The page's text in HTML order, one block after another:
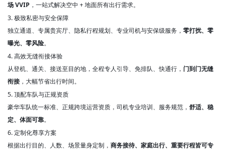
场 VVIP ，一站式解决空中 + 地面所有出行需求。
3. 极致私密与安全保障
独立通道、专属贵宾厅、隐私行程规划、专业司机与安保级服务， 零打扰、零
曝光、零风险。
4. 高效无缝衔接体验
从登机、通关、接送至目的地，全程专人引导、免排队、快通行， 门到门无缝
衔接 ，大幅节省出行时间。
5. 顶配车队与正规资质
豪华车队统一标准、正规跨境运营资质，司机专业培训、服务规范， 舒适、稳
定、体面可靠。
6. 定制化尊享方案
根据出行目的、人数、场景量身定制， 商务接待、家庭出行、重要行程皆可专